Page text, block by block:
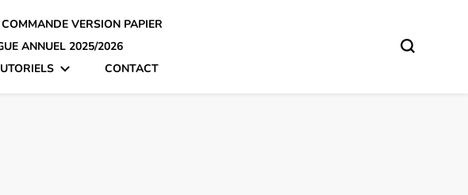
VERSION PAPIER
ANNUEL 2025/2026
CONTACT